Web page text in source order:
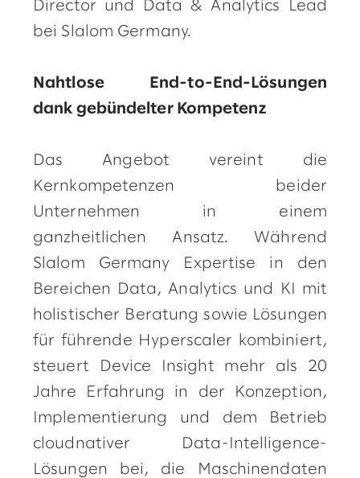
Director und Data & Analytics Lead
bei Slalom Germany.
Nahtlose End-to-End-Lösungen
dank gebündelter Kompetenz
Das Angebot vereint die
Kernkompetenzen beider
Unternehmen in einem
ganzheitlichen Ansatz. Während
Slalom Germany Expertise in den
Bereichen Data, Analytics und KI mit
holistischer Beratung sowie Lösungen
für führende Hyperscaler kombiniert,
steuert Device Insight mehr als 20
Jahre Erfahrung in der Konzeption,
Implementierung und dem Betrieb
cloudnativer Data-Intelligence-
Lösungen bei, die Maschinendaten